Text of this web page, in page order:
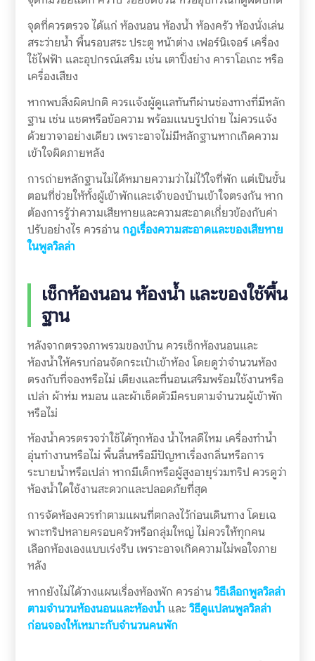
จุดที่ควรตรวจ ได้แก่ ห้องนอน ห้องน้ำ ห้องครัว ห้องนั่งเล่น
สระว่ายน้ำ พื้นรอบสระ ประตู หน้าต่าง เฟอร์นิเจอร์ เครื่อง
ใช้ไฟฟ้า และอุปกรณ์เสริม เช่น เตาปิ้งย่าง คาราโอเกะ หรือ
เครื่องเสียง
หากพบสิ่งผิดปกติ ควรแจ้งผู้ดูแลทันทีผ่านช่องทางที่มีหลัก
ฐาน เช่น แชตหรือข้อความ พร้อมแนบรูปถ่าย ไม่ควรแจ้ง
ด้วยวาจาอย่างเดียว เพราะอาจไม่มีหลักฐานหากเกิดความ
เข้าใจผิดภายหลัง
การถ่ายหลักฐานไม่ได้หมายความว่าไม่ไว้ใจที่พัก แต่เป็นขั้น
ตอนที่ช่วยให้ทั้งผู้เข้าพักและเจ้าของบ้านเข้าใจตรงกัน หาก
ต้องการรู้ว่าความเสียหายและความสะอาดเกี่ยวข้องกับค่า
ปรับอย่างไร ควรอ่านกฎเรื่องความสะอาดและของเสียหาย
ในพูลวิลล่า
เช็กห้องนอน ห้องน้ำ และของใช้พื้น
ฐาน
หลังจากตรวจภาพรวมของบ้าน ควรเช็กห้องนอนและ
ห้องน้ำให้ครบก่อนจัดกระเป๋าเข้าห้อง โดยดูว่าจำนวนห้อง
ตรงกับที่จองหรือไม่ เตียงและที่นอนเสริมพร้อมใช้งานหรือ
เปล่า ผ้าห่ม หมอน และผ้าเช็ดตัวมีครบตามจำนวนผู้เข้าพัก
หรือไม่
ห้องน้ำควรตรวจว่าใช้ได้ทุกห้อง น้ำไหลดีไหม เครื่องทำน้ำ
อุ่นทำงานหรือไม่ พื้นลื่นหรือมีปัญหาเรื่องกลิ่นหรือการ
ระบายน้ำหรือเปล่า หากมีเด็กหรือผู้สูงอายุร่วมทริป ควรดูว่า
ห้องน้ำใดใช้งานสะดวกและปลอดภัยที่สุด
การจัดห้องควรทำตามแผนที่ตกลงไว้ก่อนเดินทาง โดยเฉ
พาะทริปหลายครอบครัวหรือกลุ่มใหญ่ ไม่ควรให้ทุกคน
เลือกห้องเองแบบเร่งรีบ เพราะอาจเกิดความไม่พอใจภาย
หลัง
หากยังไม่ได้วางแผนเรื่องห้องพัก ควรอ่านวิธีเลือกพูลวิลล่า
ตามจำนวนห้องนอนและห้องน้ำ และวิธีดูแปลนพูลวิลล่า
ก่อนจองให้เหมาะกับจำนวนคนพัก